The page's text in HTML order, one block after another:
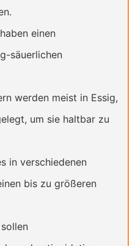
einen
säuerlichen
werden meist in Essig,
um sie haltbar zu
in verschiedenen
bis zu größeren